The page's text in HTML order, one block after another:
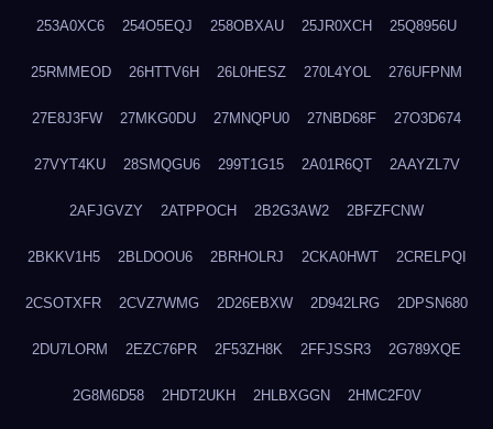
253A0XC6 254O5EQJ 258OBXAU 25JR0XCH 25Q8956U
25RMMEOD 26HTTV6H 26L0HESZ 270L4YOL 276UFPNM
27E8J3FW 27MKG0DU 27MNQPU0 27NBD68F 27O3D674
27VYT4KU 28SMQGU6 299T1G15 2A01R6QT 2AAYZL7V
2AFJGVZY 2ATPPOCH 2B2G3AW2 2BFZFCNW
2BKKV1H5 2BLDOOU6 2BRHOLRJ 2CKA0HWT 2CRELPQI
2CSOTXFR 2CVZ7WMG 2D26EBXW 2D942LRG 2DPSN680
2DU7LORM 2EZC76PR 2F53ZH8K 2FFJSSR3 2G789XQE
2G8M6D58 2HDT2UKH 2HLBXGGN 2HMC2F0V